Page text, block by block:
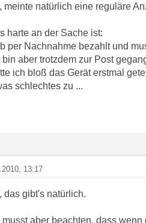
meinte natürlich eine reguläre
harte an der Sache ist:
per Nachnahme bezahlt und
bin aber trotzdem zur Post
ich bloß das Gerät erstmal
schlechtes zu ...
13:17
das gibt's natürlich.
musst aber beachten, dass